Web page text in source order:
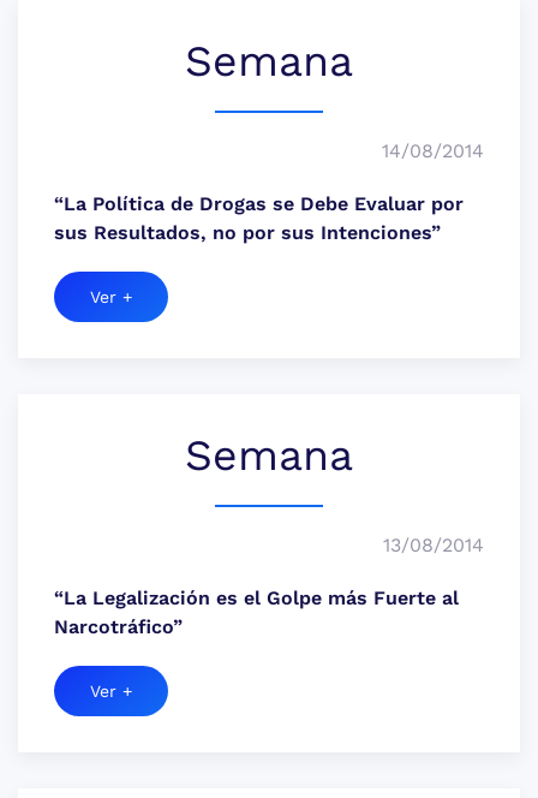
Semana
14/08/2014
“La Política de Drogas se Debe Evaluar por
sus Resultados, no por sus Intenciones”
Ver +
Semana
13/08/2014
“La Legalización es el Golpe más Fuerte al
Narcotráfico”
Ver +